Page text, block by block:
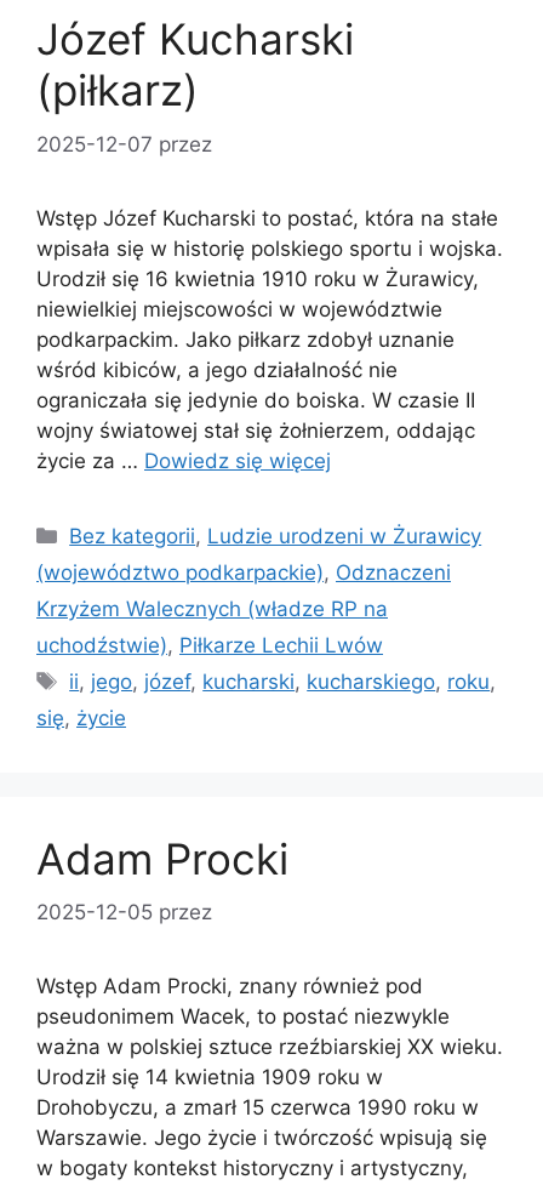
Józef Kucharski
(piłkarz)
2025-12-07 przez
Wstęp Józef Kucharski to postać, która na stałe
wpisała się w historię polskiego sportu i wojska.
Urodził się 16 kwietnia 1910 roku w Żurawicy,
niewielkiej miejscowości w województwie
podkarpackim. Jako piłkarz zdobył uznanie
wśród kibiców, a jego działalność nie
ograniczała się jedynie do boiska. W czasie II
wojny światowej stał się żołnierzem, oddając
życie za … Dowiedz się więcej
Kategorie
Bez kategorii, Ludzie urodzeni w Żurawicy
(województwo podkarpackie), Odznaczeni
Krzyżem Walecznych (władze RP na
uchodźstwie), Piłkarze Lechii Lwów
Tagi
ii, jego, józef, kucharski, kucharskiego, roku,
się, życie
Adam Procki
2025-12-05 przez
Wstęp Adam Procki, znany również pod
pseudonimem Wacek, to postać niezwykle
ważna w polskiej sztuce rzeźbiarskiej XX wieku.
Urodził się 14 kwietnia 1909 roku w
Drohobyczu, a zmarł 15 czerwca 1990 roku w
Warszawie. Jego życie i twórczość wpisują się
w bogaty kontekst historyczny i artystyczny,